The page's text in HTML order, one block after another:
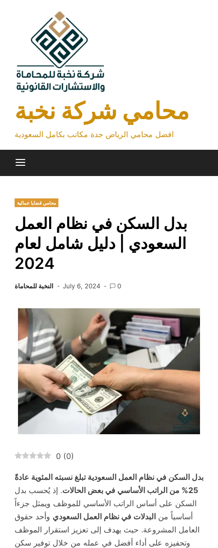
محامي شركة نخبة
افضل محامي الرياض جدة مكاتب بكامل السعودية
محامي قضايا عمالية
بدل السكن في نظام العمل
السعودي | دليل شامل لعام
2024
النخبة للمحاماة July 6, 2024 0
0 (0)
بدل السكن في نظام العمل السعودية تبلغ نسبته المئوية عادةً
25% من الراتب الأساسي في بعض الحالات
. إذ يُحسب بدل
السكن على أساس الراتب الأساسي للموظف ويمثل جزءاً
أساسياً من البدلات في نظام العمل السعودي وأحد حقوق
العامل المشروعة. حيث يهدف إلى تعزيز استقرار الموظف
وتحفيزه على أداء أفضل في عمله من خلال توفير سكن